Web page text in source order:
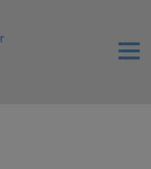
Menu